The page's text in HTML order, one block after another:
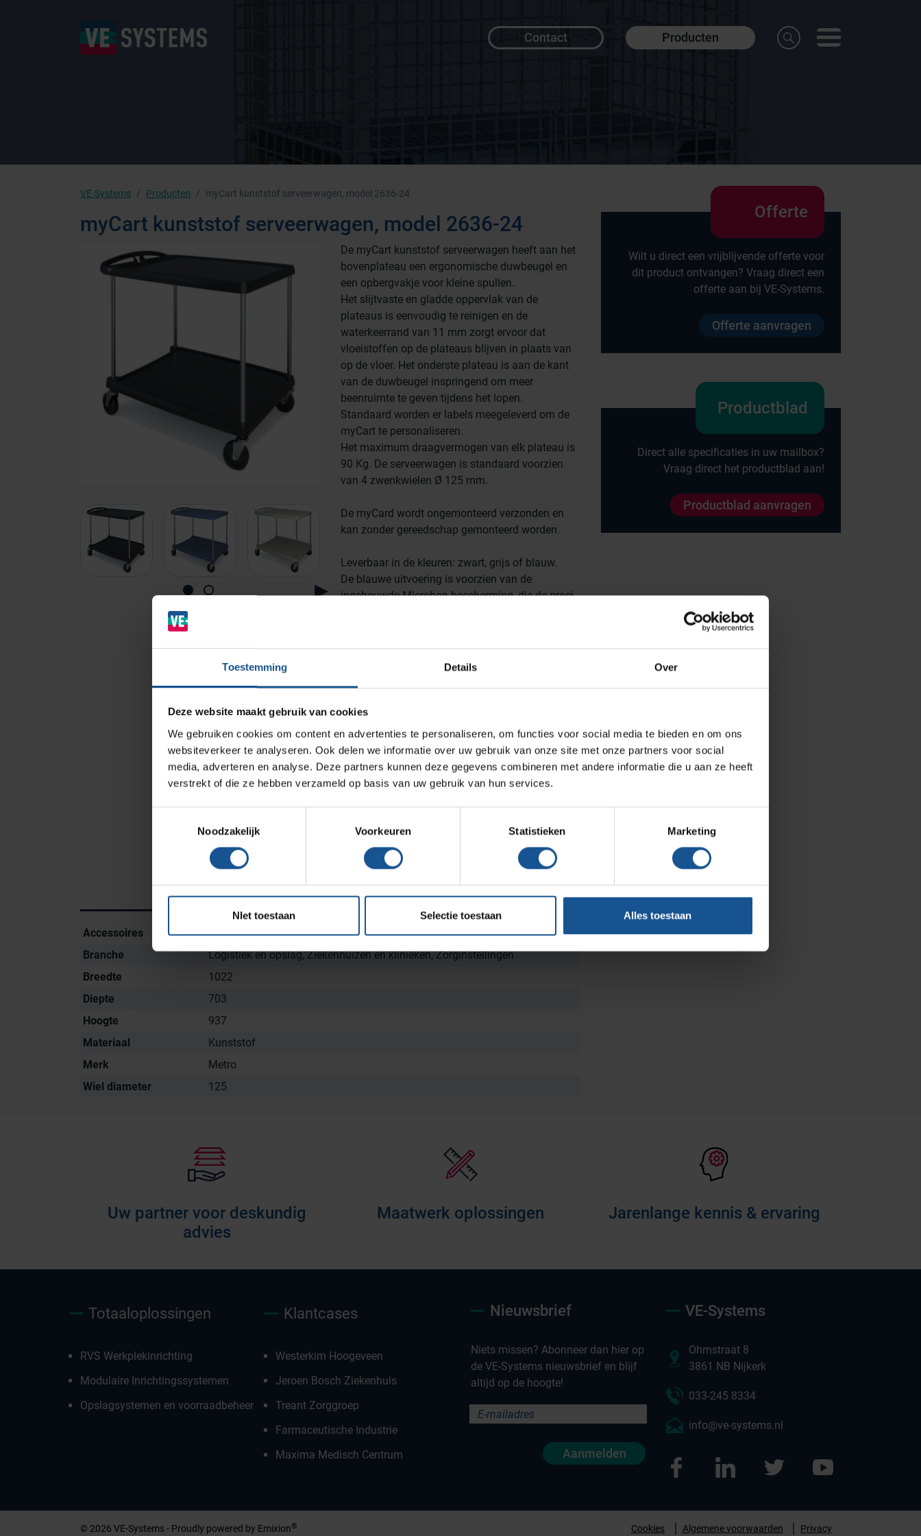
Toestemming Details Over
Deze website maakt gebruik van cookies
We gebruiken cookies om content en advertenties te personaliseren, om functies voor social media te bieden en om ons
websiteverkeer te analyseren. Ook delen we informatie over uw gebruik van onze site met onze partners voor social
media, adverteren en analyse. Deze partners kunnen deze gegevens combineren met andere informatie die u aan ze heeft
verstrekt of die ze hebben verzameld op basis van uw gebruik van hun services.
Noodzakelijk
Voorkeuren Statistieken Marketing
NIet toestaan Selectie toestaan Alles toestaan
Contact Producten
VE-Systems Producten myCart kunststof serveerwagen, model 2636-24
myCart kunststof serveerwagen, model 2636-24
De myCart kunststof serveerwagen heeft aan het
bovenplateau een ergonomische duwbeugel en
een opbergvakje voor kleine spullen.
Het slijtvaste en gladde oppervlak van de
plateaus is eenvoudig te reinigen en de
waterkeerrand van 11 mm zorgt ervoor dat
vloeistoffen op de plateaus blijven in plaats van
op de vloer. Het onderste plateau is aan de kant
van de duwbeugel inspringend om meer
beenruimte te geven tijdens het lopen.
Standaard worden er labels meegeleverd om de
myCart te personaliseren.
Het maximum draagvermogen van elk plateau is
90 Kg. De serveerwagen is standaard voorzien
van 4 zwenkwielen Ø 125 mm.
De myCard wordt ongemonteerd verzonden en
kan zonder gereedschap gemonteerd worden.
Leverbaar in de kleuren: zwart, grijs of blauw.
De blauwe uitvoering is voorzien van de
ingebouwde Microban bescherming, die de groei
Te personaliseren door meegeleverde labels
Bovenste plateau heeft ingebouwd bakje voor
Meer beenruimte tijdens het lopen
Het plateau is verstelbaar per 25 mm
De plateaus zijn rondom voorzien van een
waterkeerrand van 11 mm
2 plateaus
Draagvermogen 90 Kg per schap
4 zwenkwielen Ø 125 mm
Accessoires
Accessoires
RVS wielen
Branche
Logistiek en opslag, Ziekenhuizen en klinieken, Zorginstellingen
Breedte
1022
Diepte
703
Hoogte
937
Materiaal
Kunststof
Merk
Metro
Wiel diameter
125
Offerte
Wilt u direct een vrijblijvende offerte voor
dit product ontvangen? Vraag direct een
offerte aan bij VE-Systems.
Offerte aanvragen
Productblad
Direct alle specificaties in uw mailbox?
Vraag direct het productblad aan!
Productblad aanvragen
Uw partner voor deskundig
advies
Maatwerk oplossingen Jarenlange kennis & ervaring
Totaaloplossingen
RVS Werkplekinrichting
Modulaire Inrichtingssystemen
Opslagsystemen en voorraadbeheer
Klantcases
Westerkim Hoogeveen
Jeroen Bosch Ziekenhuis
Treant Zorggroep
Farmaceutische Industrie
Maxima Medisch Centrum
Nieuwsbrief
Niets missen? Abonneer dan hier op
de VE-Systems nieuwsbrief en blijf
altijd op de hoogte!
Aanmelden
VE-Systems
Ohmstraat 8
3861 NB Nijkerk
033-245 8334
info@ve-systems.nl
© 2026 VE-Systems - Proudly powered by Emixion® Cookies Algemene voorwaarden Privacy
Branches
Ziekenhuizen en klinieken
Zorginstellingen
Laboratoria
Afvalinzamelaars
Farmaceutische industrie
Solutions
RVS Werkplekinrichting
Modulaire Inrichtingssystemen
Opslagsystemen en
voorraadbeheer
Productlijnen
Medische afvalverpakkingen
Opslagmogelijkheden
Medische (verzorgings)wagens
Medicijn- en verbandkasten
Werkplekinrichting
Assortiment
Hammerlit
Metro
Zarges
BINBIN
Over VE-Systems
Contact
Ons team
Klantcases
Vacatures